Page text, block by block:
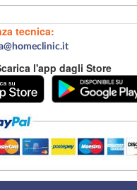
tecnica:
l'app dagli Store